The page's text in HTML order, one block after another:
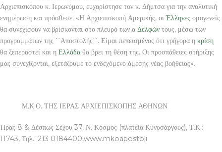
Αρχιεπισκόπου κ. Ιερωνύμου, ευχαρίστησε τον κ. Δήμτσα για την αναλυτική
ενημέρωση και πρόσθεσε: «Η Αρχιεπισκοπή Αμερικής, οιΈλληνες ομογενείς
θα συνεχίσουν να βρίσκονται στο πλευρό των α Δελφών τους, μέσω των
προγραμμάτων της ΄΄Αποστολής΄΄. Είμαι πεπεισμένος ότι γρήγορα η κρίση
θα ξεπεραστεί και η Ελλάδα θα βρει τη θέση της. Οι προσπάθειες στήριξης
μας συνεχίζονται, εξετάζουμε το ενδεχόμενο άμεσης νέας βοήθειας».
Μ.Κ.Ο. ΤΗΣ ΙΕΡΑΣ ΑΡΧΙΕΠΙΣΚΟΠΗΣ ΑΘΗΝΩΝ
Ήρας 8 & Δέσπως Σέχου 37, Ν. Κόσμος (πλατεία Κυνοσάργους), Τ.Κ.:
11743, Τηλ.: 213 0184400,www.mkoapostoli